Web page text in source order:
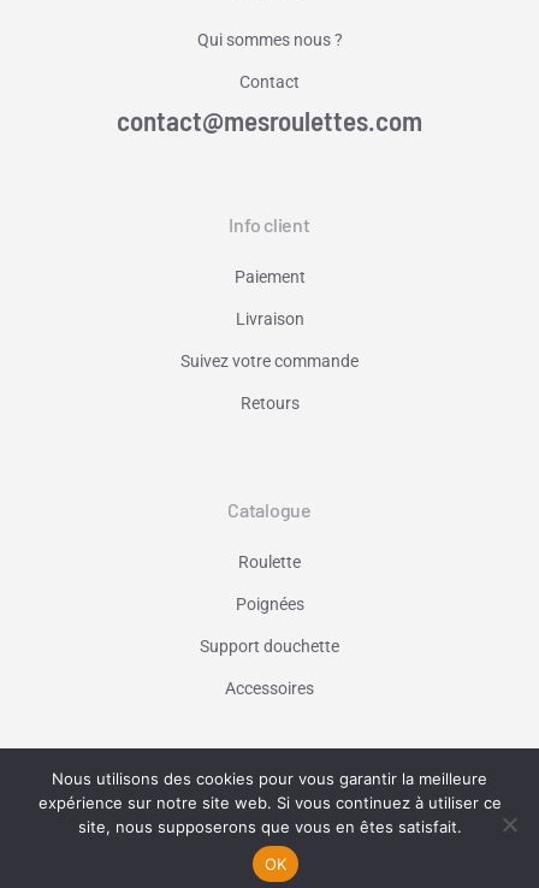
Qui sommes nous ?
Contact
contact@mesroulettes.com
Info client
Paiement
Livraison
Suivez votre commande
Retours
Catalogue
Roulette
Poignées
Support douchette
Accessoires
Vaniseo - votre agence web à Marseille -
En savoir plus
Nous utilisons des cookies pour vous garantir la meilleure
expérience sur notre site web. Si vous continuez à utiliser ce
site, nous supposerons que vous en êtes satisfait.
OK